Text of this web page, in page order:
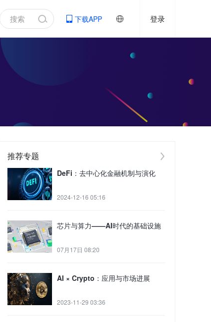
下载APP 登录
推荐专题
DeFi：去中心化金融机制与演化
2024-12-16 05:16
芯片与算力——AI时代的基础设施
07月17日 08:20
AI × Crypto：应用与市场进展
2023-11-29 03:36